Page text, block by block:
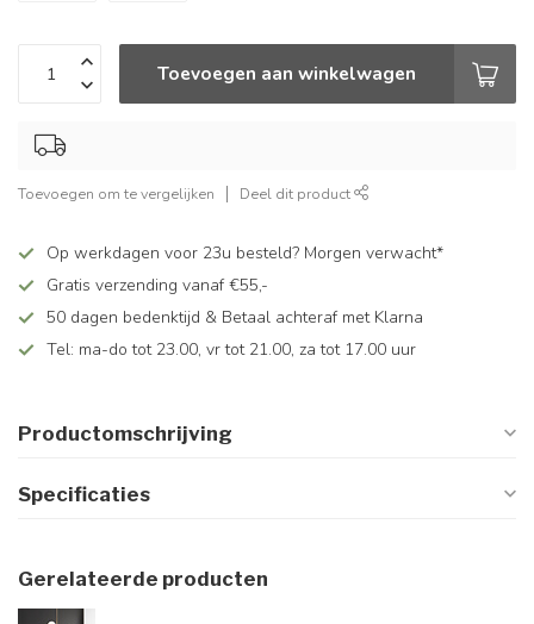
Toevoegen aan winkelwagen
Toevoegen om te vergelijken Deel dit product
Op werkdagen voor 23u besteld? Morgen verwacht*
Gratis verzending vanaf €55,-
50 dagen bedenktijd & Betaal achteraf met Klarna
Tel: ma-do tot 23.00, vr tot 21.00, za tot 17.00 uur
Productomschrijving
Specificaties
Gerelateerde producten